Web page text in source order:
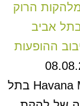
הרוק
אביב
סיבוב ההופעות
13 במרץ 2026 ב-Havana Music Club בתל